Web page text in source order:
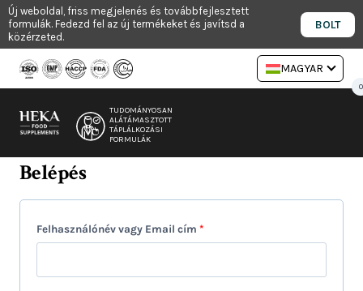
Ugrás
tartalomra
Új weboldal, friss megjelenés és továbbfejlesztett
formulák. Fedezd fel az új termékeket és javítsd a
közérzeted.
BOLT
MAGYAR
TUDOMÁNYOSAN
ALÁTÁMASZTOTT
TÁPLÁLKOZÁSI
FORMULÁK
0
Belépés
Felhasználónév vagy Email cím *
t